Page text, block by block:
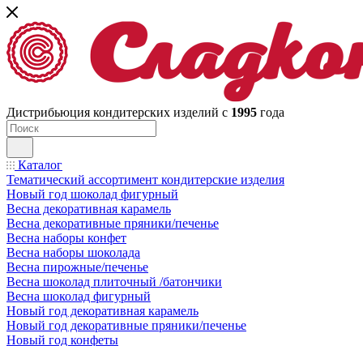
Дистрибьюция кондитерских изделий с 1995 года
Каталог
Тематический ассортимент кондитерские изделия
Новый год шоколад фигурный
Весна декоративная карамель
Весна декоративные пряники/печенье
Весна наборы конфет
Весна наборы шоколада
Весна пирожные/печенье
Весна шоколад плиточный /батончики
Весна шоколад фигурный
Новый год декоративная карамель
Новый год декоративные пряники/печенье
Новый год конфеты